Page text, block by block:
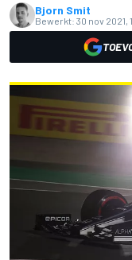
Bjorn Smit
Bewerkt: 30 nov 2021,